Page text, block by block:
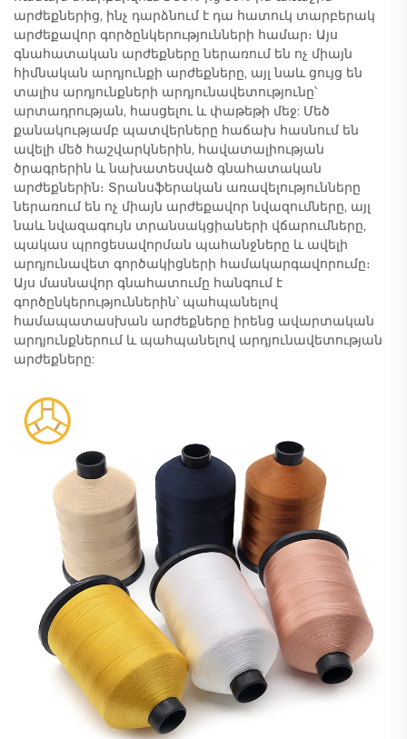
արժեքներից, ինչ դարձնում է դա հատուկ տարբերակ
արժեքավոր գործընկերությունների համար։ Այս
գնահատական արժեքները ներառում են ոչ միայն
հիմնական արդյունքի արժեքները, այլ նաև ցույց են
տալիս արդյունքների արդյունավետությունը՝
արտադրության, հասցելու և փաթեթի մեջ: Մեծ
քանակությամբ պատվերները հաճախ հասնում են
ավելի մեծ հաշվարկներին, հավատալիության
ծրագրերին և նախատեսված գնահատական
արժեքներին։ Տրանսֆերական առավելությունները
ներառում են ոչ միայն արժեքավոր նվազումները, այլ
նաև նվազագույն տրանսակցիաների վճարումները,
պակաս պրոցեսավորման պահանջները և ավելի
արդյունավետ գործակիցների համակարգավորումը։
Այս մասնավոր գնահատումը հանգում է
գործընկերություններին՝ պահպանելով
համապատասխան արժեքները իրենց ավարտական
արդյունքներում և պահպանելով արդյունավետության
արժեքները: